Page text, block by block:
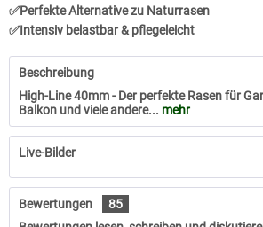
✅Perfekte Alternative zu Naturrasen
✅Intensiv belastbar & pflegeleicht
Beschreibung
High-Line 40mm - Der perfekte Rasen für
Balkon und viele andere... mehr
Live-Bilder
Bewertungen
85